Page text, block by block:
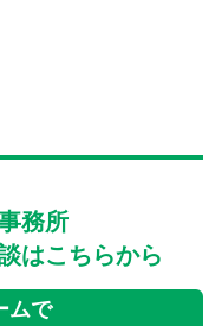
務所
はこちらから
ムで